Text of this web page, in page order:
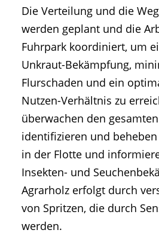
Die Verteilung und die
werden geplant und die
Fuhrpark koordiniert, um
Unkraut-Bekämpfung,
Flurschaden und ein
Nutzen-Verhältnis zu
überwachen den
identifizieren und
in der Flotte und
Insekten- und
Agrarholz erfolgt durch
von Spritzen, die durch
werden.